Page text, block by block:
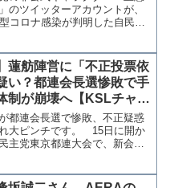
定義に当てはまらず
のツイッターアカウントが、
コロナ感染が判明した自民党
す」「自民党さん、高鳥議員と
疑いのある議...
蓮舫陣営に「不正投票依
い？都連会長選惨敗で手
制が崩壊へ【KSLチャン
都連会長選で惨敗、不正疑惑
大ピンチです。 15日に開か
主党東京都連大会で、新会長
た。開票結果は川名さん124